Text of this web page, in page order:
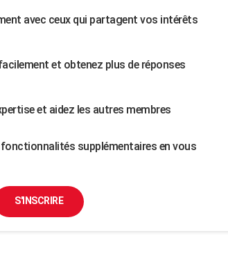
avec ceux qui partagent vos intérêts
et obtenez plus de réponses
et aidez les autres membres
supplémentaires en vous
S'INSCRIRE